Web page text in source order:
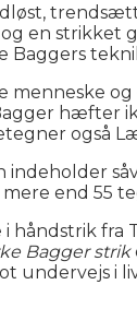
en strikket
Baggers
hæfter
også
indeholder
end 55
fra
Bagger strik
undervejs i